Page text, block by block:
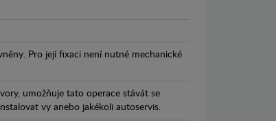
Pro její fixaci není nutné mechanické
umožňuje tato operace stávát se
vy anebo jakékoli autoservis.